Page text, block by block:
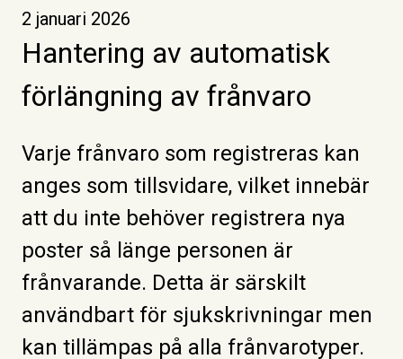
2 januari 2026
Hantering av automatisk
förlängning av frånvaro
Varje frånvaro som registreras kan
anges som tillsvidare, vilket innebär
att du inte behöver registrera nya
poster så länge personen är
frånvarande. Detta är särskilt
användbart för sjukskrivningar men
kan tillämpas på alla frånvarotyper.